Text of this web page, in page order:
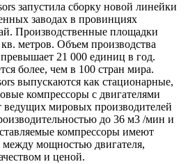
запустила сборку новой линейки
заводах в провинциях
Производственные площадки
метров. Объем производства
21 000 единиц в год.
более, чем в 100 стран мира.
выпускаются как стационарные,
компрессоры с двигателями
ведущих мировых производителей
до 36 м3 /мин и
компрессоры имеют
мощностью двигателя,
и ценой.